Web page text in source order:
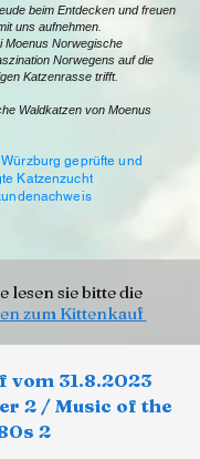
geprüfte und
Katzenzucht
beim Entdecken und freuen
uns aufnehmen.
Moenus Norwegische
Norwegens auf die
Katzenrasse trifft.
Waldkatzen von Moenus
lesen sie bitte die
zum Kittenkauf
vom 31.8.2023
2 / Music of the
2